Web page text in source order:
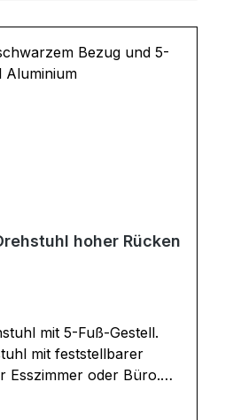
Gesamtmaße in cm: B
hoher Rücken
mit 5-Fuß-Gestell.
mit feststellbarer
Esszimmer oder Büro.